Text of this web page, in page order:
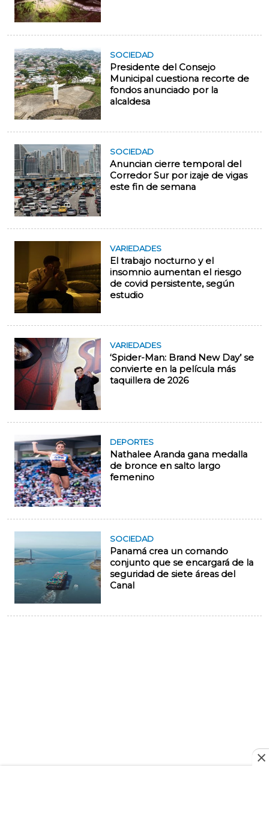
SOCIEDAD
Presidente del Consejo
Municipal cuestiona recorte de
fondos anunciado por la
alcaldesa
SOCIEDAD
Anuncian cierre temporal del
Corredor Sur por izaje de vigas
este fin de semana
VARIEDADES
El trabajo nocturno y el
insomnio aumentan el riesgo
de covid persistente, según
estudio
VARIEDADES
‘Spider-Man: Brand New Day’ se
convierte en la película más
taquillera de 2026
DEPORTES
Nathalee Aranda gana medalla
de bronce en salto largo
femenino
SOCIEDAD
Panamá crea un comando
conjunto que se encargará de la
seguridad de siete áreas del
Canal